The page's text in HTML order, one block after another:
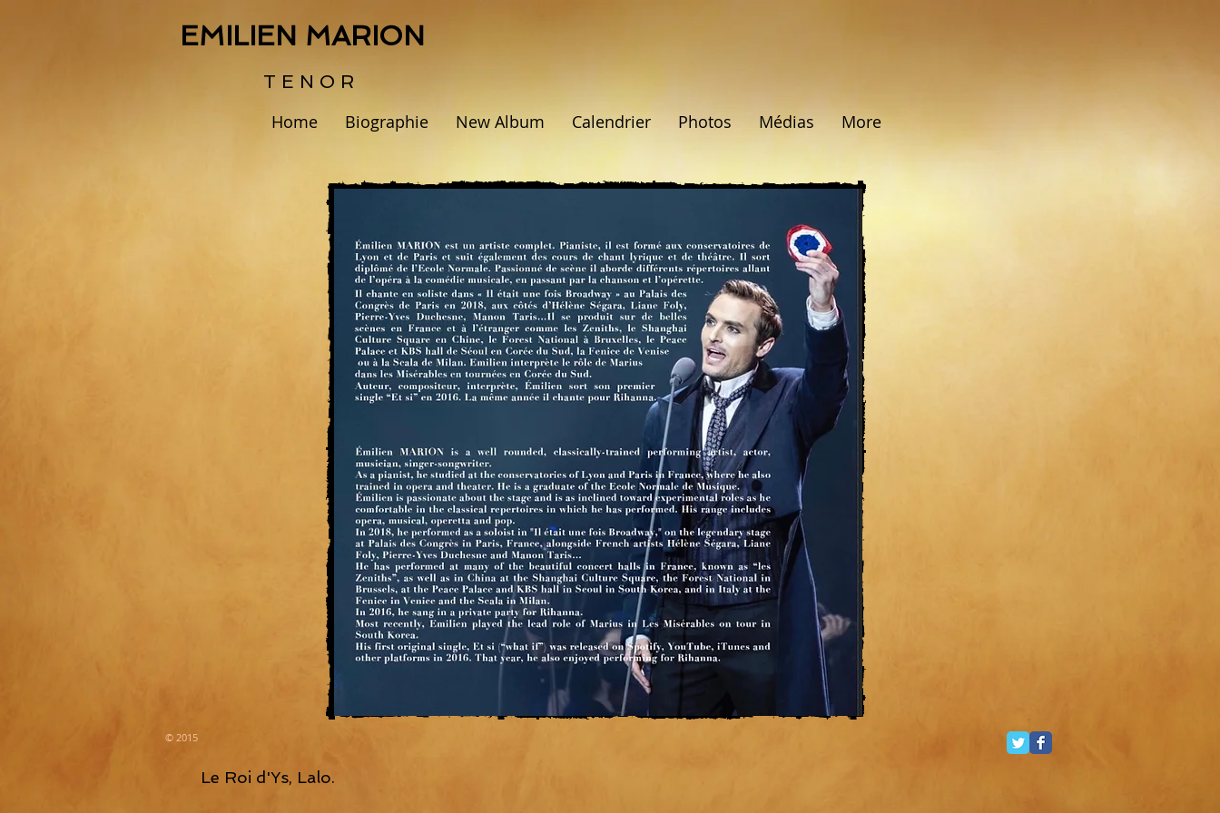
Home Biographie New Album Calendrier Photos Médias More
EMILIEN MARION
T E N O R
© 2015
Le Roi d'Ys, Lalo.